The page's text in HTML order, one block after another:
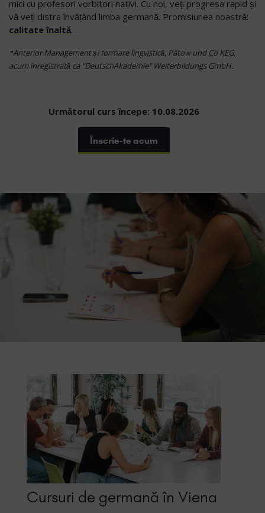
mici cu profesori vorbitori nativi. Cu noi, veți progresa rapid și
vă veți distra învățând limba germană. Promisiunea noastră:
calitate înaltă.
*Anterior Management și formare lingvistică, Pätow und Co KEG,
acum înregistrată ca "DeutschAkademie" Weiterbildungs GmbH.
Următorul curs începe: 10.08.2026
Înscrie-te acum
Cursuri de germană în Viena